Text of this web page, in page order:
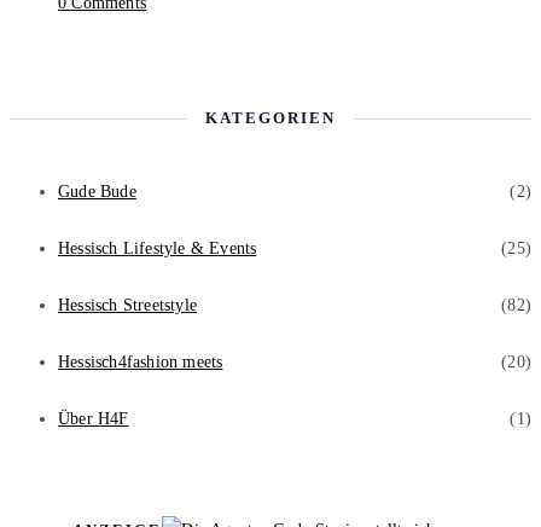
KATEGORIEN
Gude Bude (2)
Hessisch Lifestyle & Events (25)
Hessisch Streetstyle (82)
Hessisch4fashion meets (20)
Über H4F (1)